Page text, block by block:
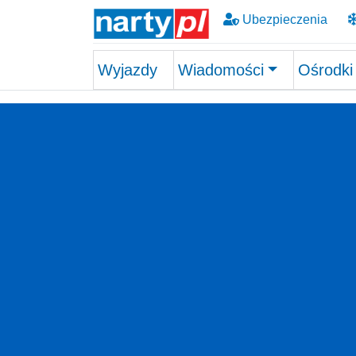
Ubezpieczenia
Wyjazdy Wiadomości Ośrodki